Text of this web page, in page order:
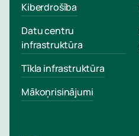
Kiberdrošība
Datu centru
infrastruktūra
Tīkla infrastruktūra
Mākoņrisinājumi